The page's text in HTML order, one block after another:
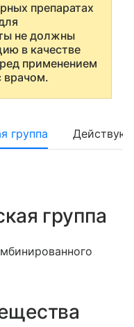
препаратах
не должны
в качестве
применением
врачом.
группа
группа